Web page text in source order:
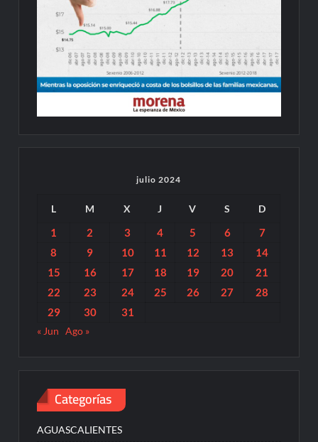
julio 2024
L M X J V S D
1 2 3 4 5 6
7
8
9 10 11 12 13
14
15
16 17 18 19 20
21
22
23 24 25 26 27
28
29
30 31
« Jun Ago »
Categorías
AGUASCALIENTES